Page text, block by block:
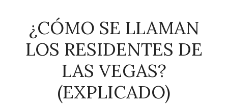
¿CÓMO SE LLAMAN
LOS RESIDENTES DE
LAS VEGAS?
(EXPLICADO)